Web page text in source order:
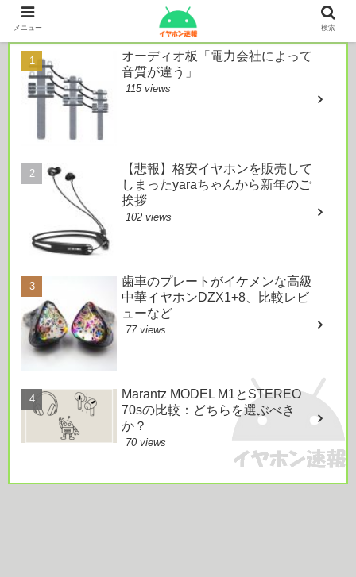
本日のおすすめ
オーディオ板「電力会社によって
音質が違う」
115 views
【悲報】格安イヤホンを販売して
しまったyaraちゃんから新年のご
挨拶
102 views
歯車のプレートがイケメンな高級
中華イヤホンDZX1+8、比較レビ
ューなど
77 views
Marantz MODEL M1とSTEREO
70sの比較：どちらを選ぶべき
か？
70 views
メニュー 検索